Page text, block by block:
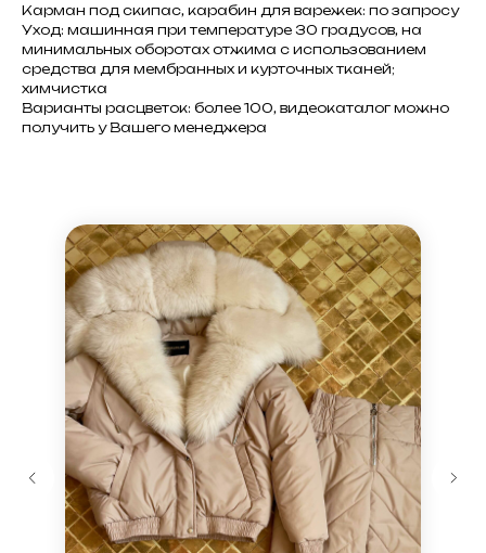
Карман под скипас, карабин для варежек: по запросу
Уход: машинная при температуре 30 градусов, на
минимальных оборотах отжима с использованием
средства для мембранных и курточных тканей;
химчистка
Варианты расцветок: более 100, видеокаталог можно
получить у Вашего менеджера